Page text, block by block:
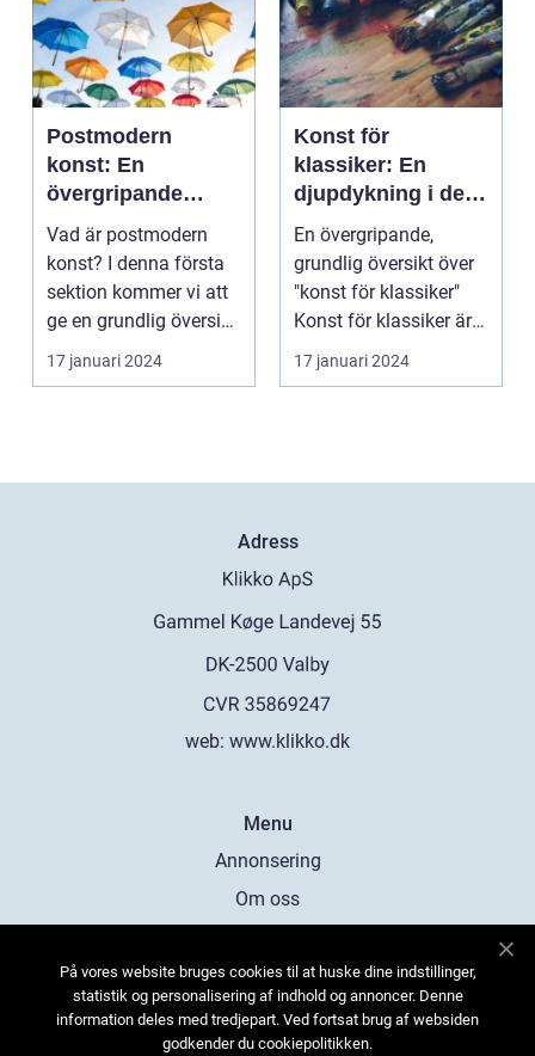
Postmodern
konst: En
övergripande
analys av en
mångfacetterad
rörelse
Vad är postmodern
konst? I denna första
sektion kommer vi att
ge en grundlig översikt
över postmode...
17 januari 2024
Konst för
klassiker: En
djupdykning i den
tidlösa konsten
En övergripande,
grundlig översikt över
"konst för klassiker"
Konst för klassiker är
en genre inom ...
17 januari 2024
Adress
web: www.klikko.dk
Menu
Annonsering
Om oss
Kontakta oss
Sitemap
På vores website bruges cookies til at huske dine indstillinger,
statistik og personalisering af indhold og annoncer. Denne
information deles med tredjepart. Ved fortsat brug af websiden
godkender du cookiepolitikken.